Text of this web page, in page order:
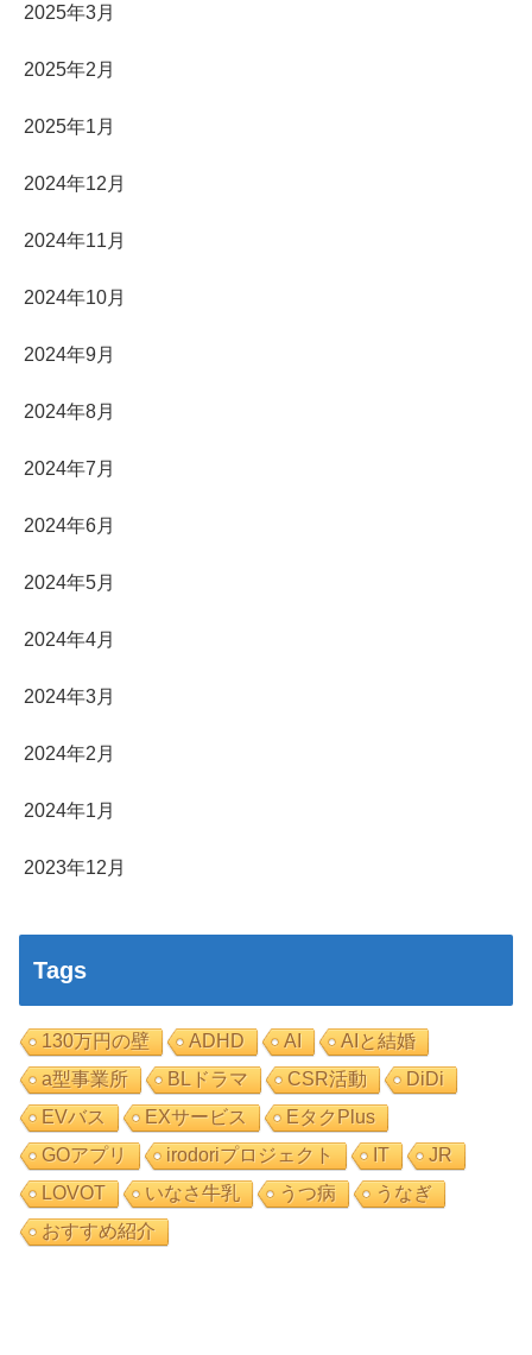
2025年3月
2025年2月
2025年1月
2024年12月
2024年11月
2024年10月
2024年9月
2024年8月
2024年7月
2024年6月
2024年5月
2024年4月
2024年3月
2024年2月
2024年1月
2023年12月
Tags
130万円の壁 ADHD AI
AIと結婚
a型事業所
BLドラマ CSR活動
DiDi
EVバス
EXサービス
EタクPlus
GOアプリ
irodoriプロジェクト IT
JR
LOVOT
いなさ牛乳 うつ病
うなぎ
おすすめ紹介